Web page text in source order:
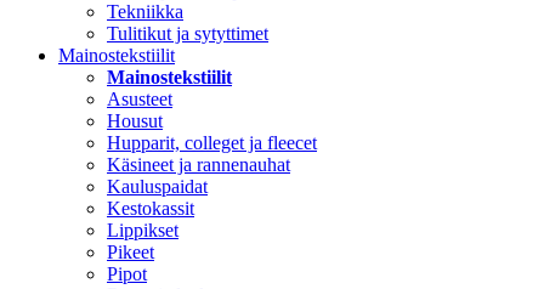
Tekniikka
Tulitikut ja sytyttimet
Mainostekstiilit
Mainostekstiilit
Asusteet
Housut
Hupparit, colleget ja fleecet
Käsineet ja rannenauhat
Kauluspaidat
Kestokassit
Lippikset
Pikeet
Pipot